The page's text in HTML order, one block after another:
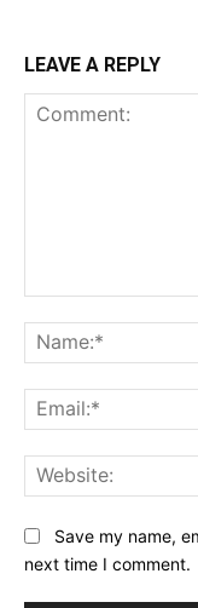
LEAVE A REPLY
Save my name,
next time I comment.